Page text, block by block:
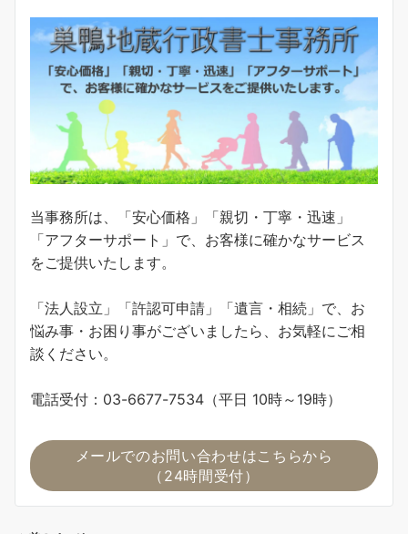
当事務所は、「安心価格」「親切・丁寧・迅速」
「アフターサポート」で、お客様に確かなサービス
をご提供いたします。
「法人設立」「許認可申請」「遺言・相続」で、お
悩み事・お困り事がございましたら、お気軽にご相
談ください。
電話受付：03-6677-7534（平日 10時～19時）
メールでのお問い合わせはこちらから
（24時間受付）